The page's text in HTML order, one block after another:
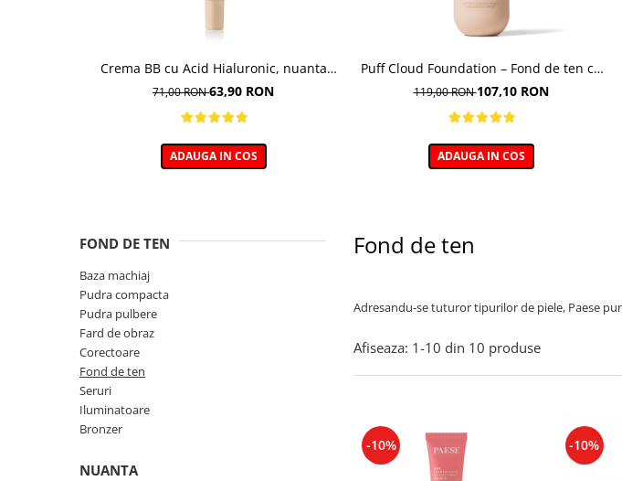
Crema BB cu Acid Hialuronic, nuanta
03W NATURAL 30ml
71,00 RON63,90 RON
ADAUGA IN COS
Puff Cloud Foundation – Fond de ten cu
efect natural
119,00 RON107,10 RON
ADAUGA IN COS
Fond de ten
Adresandu-se tuturor tipurilor de piele, Paese
FOND DE TEN
Baza machiaj
Pudra compacta
Pudra pulbere
Fard de obraz
Corectoare
Fond de ten
Seruri
Iluminatoare
Bronzer
NUANTA
Afiseaza: 1-10 din 10 produse
-10% -10%